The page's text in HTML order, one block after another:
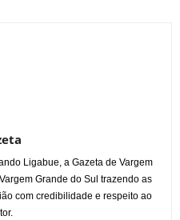
Ligabue, a Gazeta de Vargem
Grande do Sul trazendo as
com credibilidade e respeito ao